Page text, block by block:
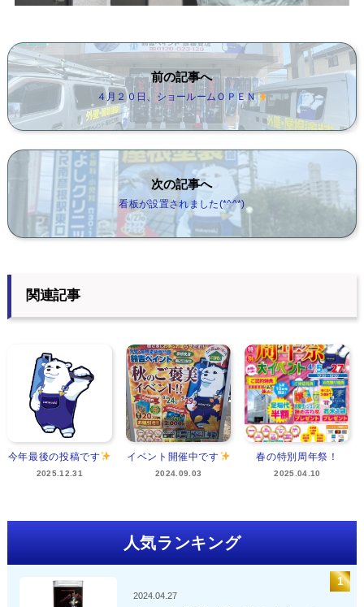
前の記事へ
４月２０日、ショールームＯＰＥＮ
次の記事へ
看板が設置されました(*^^*)
関連記事
今年最後の投稿です
2025.12.31
イベント開催中です
2024.09.03
春の特別周年祭！
2025.04.10
人気ランキング
2024.04.27